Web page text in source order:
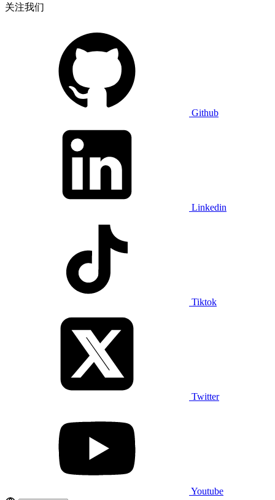
关注我们
Github
Linkedin
Tiktok
Twitter
Youtube